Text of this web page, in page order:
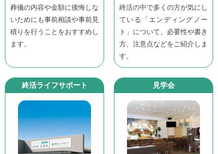
葬儀の内容や金額に後悔しな
いためにも事前相談や事前見
積りを行うことをおすすめし
ます。
終活の中で多くの方が気にし
ている「エンディングノー
ト」について、必要性や書き
方、注意点などをご紹介しま
す。
終活ライフサポート 見学会